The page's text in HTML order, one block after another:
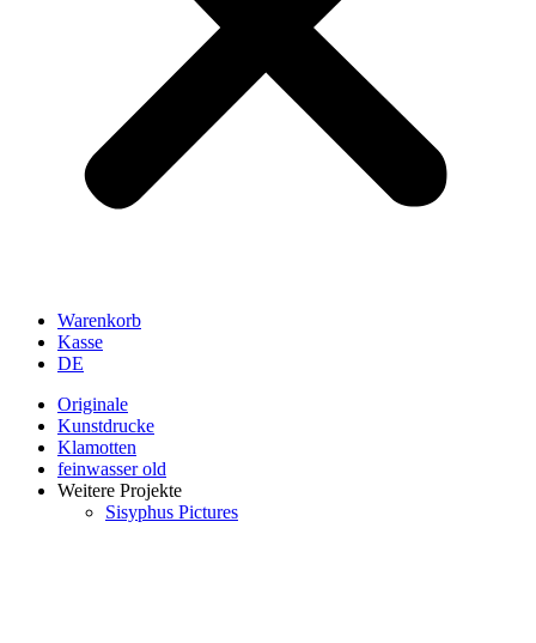
Warenkorb
Kasse
DE
Originale
Kunstdrucke
Klamotten
feinwasser old
Weitere Projekte
Sisyphus Pictures